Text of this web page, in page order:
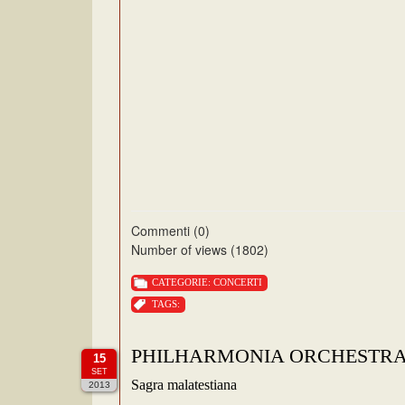
Commenti (0)
Number of views (1802)
CATEGORIE: CONCERTI
TAGS:
15
SET
2013
PHILHARMONIA
Sagra malatestiana